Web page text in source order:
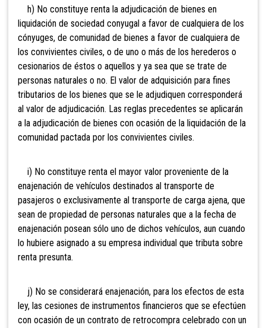
h) No constituye renta la adjudicación de bienes en
liquidación de sociedad conyugal a favor de cualquiera de los
cónyuges, de comunidad de bienes a favor de cualquiera de
los convivientes civiles, o de uno o más de los herederos o
cesionarios de éstos o aquellos y ya sea que se trate de
personas naturales o no. El valor de adquisición para fines
tributarios de los bienes que se le adjudiquen corresponderá
al valor de adjudicación. Las reglas precedentes se aplicarán
a la adjudicación de bienes con ocasión de la liquidación de la
comunidad pactada por los convivientes civiles.
i) No constituye renta el mayor valor proveniente de la
enajenación de vehículos destinados al transporte de
pasajeros o exclusivamente al transporte de carga ajena, que
sean de propiedad de personas naturales que a la fecha de
enajenación posean sólo uno de dichos vehículos, aun cuando
lo hubiere asignado a su empresa individual que tributa sobre
renta presunta.
j) No se considerará enajenación, para los efectos de esta
ley, las cesiones de instrumentos financieros que se efectúen
con ocasión de un contrato de retrocompra celebrado con un